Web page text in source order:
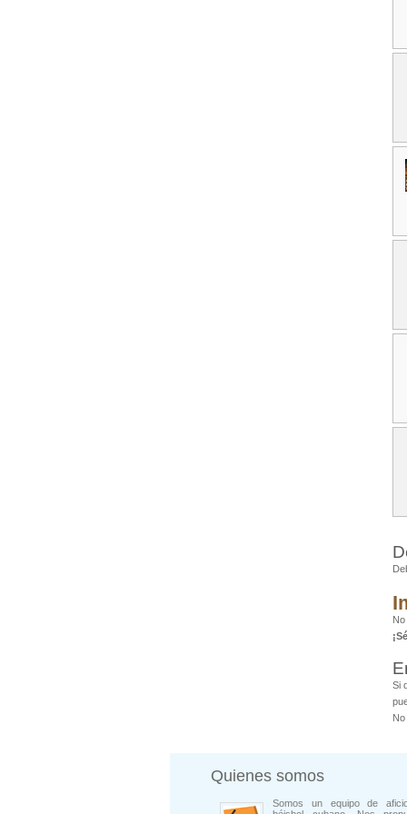
Si
Quienes somos
Somos un equipo de